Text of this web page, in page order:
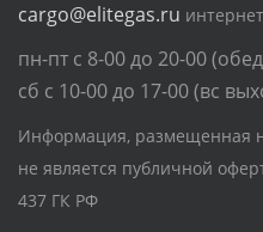
cargo@elitegas.ru
пн-пт с 8-00 до 20-00
сб с 10-00 до 17-00 (вс
Информация, размещенная
не является публичной
437 ГК РФ